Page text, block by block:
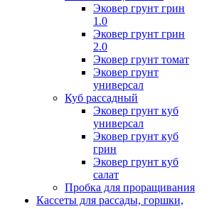
Эковер грунт грин
1.0
Эковер грунт грин
2.0
Эковер грунт томат
Эковер грунт
универсал
Куб рассадный
Эковер грунт куб
универсал
Эковер грунт куб
грин
Эковер грунт куб
салат
Пробка для проращивания
Кассеты для рассады, горшки,